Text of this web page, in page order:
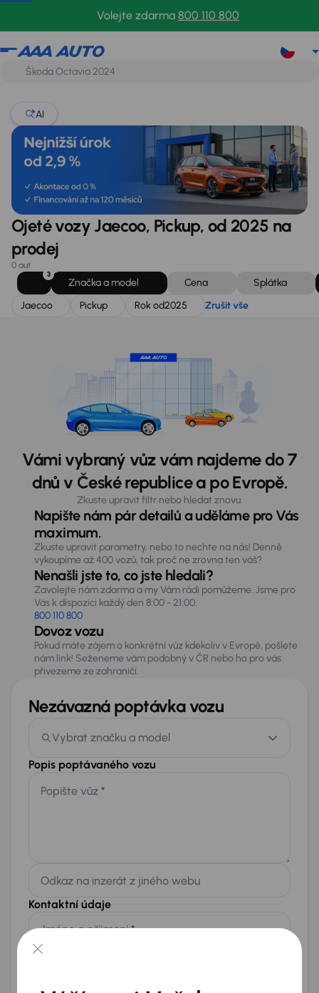
Volejte zdarma 800 110 800
Jaecoo
AI
Ojeté vozy Jaecoo, Pickup, od 2025 na
prodej
0 aut
3
Značka a model Cena
Splátka
Jaecoo
Pickup Rok od2025 Zrušit vše
Vámi vybraný vůz vám najdeme do 7
dnů v České republice a po Evropě.
Zkuste upravit filtr nebo hledat znovu.
Napište nám pár detailů a uděláme pro Vás
maximum.
Zkuste upravit parametry, nebo to nechte na nás! Denně
vykoupíme až 400 vozů, tak proč ne zrovna ten váš?
Nenašli jste to, co jste hledali?
Zavolejte nám zdarma a my Vám rádi pomůžeme. Jsme pro
Vás k dispozici každý den 8:00 - 21:00.
800 110 800
Dovoz vozu
Pokud máte zájem o konkrétní vůz kdekoliv v Evropě, pošlete
nám link! Seženeme vám podobný v ČR nebo ho pro vás
přivezeme ze zahraničí.
Nezávazná poptávka vozu
Vybrat značku a model
Popis poptávaného vozu
Popište vůz *
Odkaz na inzerát z jiného webu
Kontaktní údaje
Jméno a příjmení*